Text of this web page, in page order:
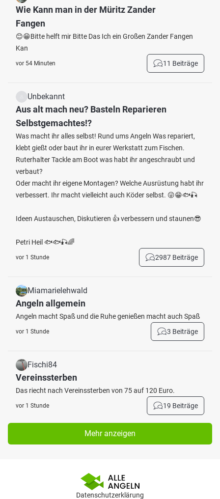
Wie Kann man in der Müritz Zander
Fangen
😊😁Bitte helft mir Bitte Das Ich ein Großen Zander Fangen
Kan
vor 54 Minuten 11 Beiträge
Unbekannt
Aus alt mach neu? Basteln Reparieren
Selbstgemachtes!?
Was macht ihr alles selbst! Rund ums Angeln Was repariert,
klebt gießt oder baut ihr in eurer Werkstatt zum Fischen.
Ruterhalter Tackle am Boot was habt ihr angeschraubt und
verbaut?
Oder macht ihr eigene Montagen? Welche Ausrüstung habt ihr
verbessert. Ihr macht vielleicht auch Köder selbst. 😜😁🐟🎣
Ideen Austauschen, Diskutieren 👍 verbessern und staunen😎
Petri Heil 🐟🐟🎣🌈
vor 1 Stunde 2987 Beiträge
Miamarielehwald
Angeln allgemein
Angeln macht Spaß und die Ruhe genießen macht auch Spaß
vor 1 Stunde 3 Beiträge
Fischi84
Vereinssterben
Das riecht nach Vereinssterben von 75 auf 120 Euro.
vor 1 Stunde 19 Beiträge
Mehr anzeigen
Datenschutzerklärung